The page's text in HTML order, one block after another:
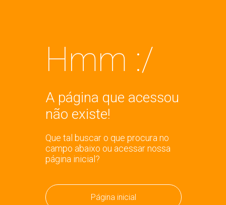
Hmm :/
A página que acessou
não existe!
Que tal buscar o que procura no
campo abaixo ou acessar nossa
página inicial?
Página inicial